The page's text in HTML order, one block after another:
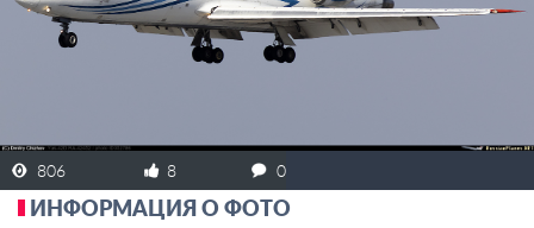
ЗАРЕГИСТРИРОВАТЬСЯ
806 8 0
ИНФОРМАЦИЯ О ФОТО